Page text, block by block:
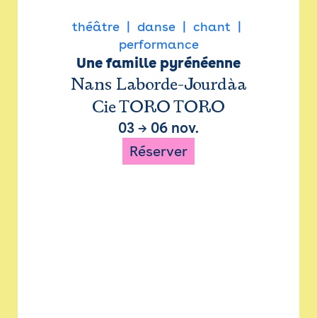
théâtre danse
chant
performance
Une famille pyrénéenne
Nans Laborde-Jourdàa
Cie TORO TORO
03 → 06 nov.
Réserver